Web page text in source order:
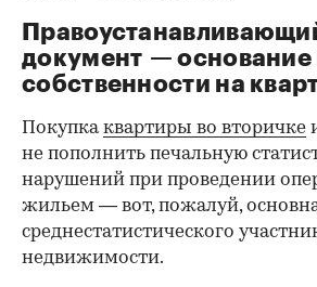
документ — основание
собственности на
Покупкаквартиры во вторичке
не пополнить печальную
нарушений при проведении
жильем — вот, пожалуй,
среднестатистического
недвижимости.